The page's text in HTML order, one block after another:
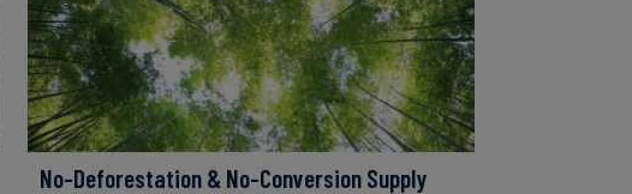
No-Deforestation & No-Conversion Supply